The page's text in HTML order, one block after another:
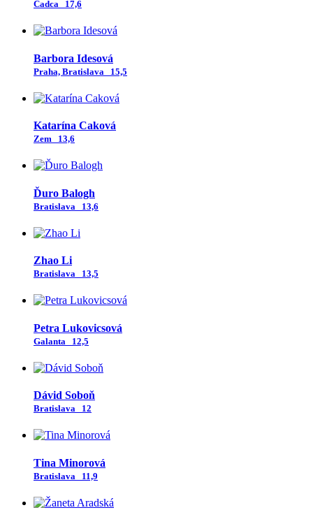
Čadca 17,6
Barbora Idesová
Praha, Bratislava 15,5
Katarína Caková
Zem 13,6
Ďuro Balogh
Bratislava 13,6
Zhao Li
Bratislava 13,5
Petra Lukovicsová
Galanta 12,5
Dávid Soboň
Bratislava 12
Tina Minorová
Bratislava 11,9